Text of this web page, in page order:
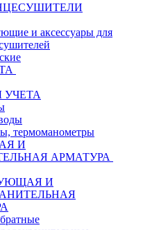
и аксессуары для
УЧЕТА
термоманометры
И
АРМАТУРА
И